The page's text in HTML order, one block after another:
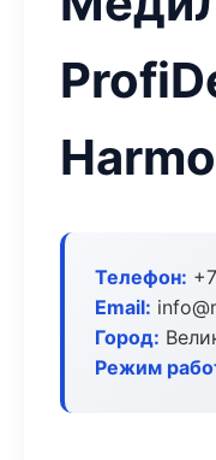
Телефон:
Email:
Город:
Режим